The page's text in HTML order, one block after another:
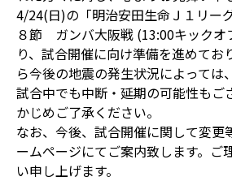
4/24(日)の「明治安田生命Ｊ１リ
８節 ガンバ大阪戦 (13:00キックオ
り、試合開催に向け準備を進めてお
ら今後の地震の発生状況によっては
試合中でも中断・延期の可能性もご
かじめご了承ください。
なお、今後、試合開催に関して変更
ームページにてご案内致します。ご
い申し上げます。